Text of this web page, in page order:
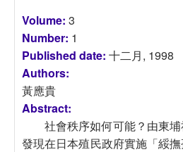
Volume: 3
Number: 1
Published date: 十二月, 1998
Authors:
黃應貴
Abstract:
社會秩序如何可能？由東
發現在日本殖民政府實施「綏